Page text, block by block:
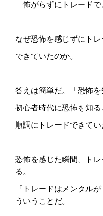
怖がらずにトレードで
なぜ恐怖を感じずにト
できていたのか。
答えは簡単だ。「恐怖を
初心者時代に恐怖を知
順調にトレードできてい
恐怖を感じた瞬間、ト
る。
「トレードはメンタル
ういうことだ。